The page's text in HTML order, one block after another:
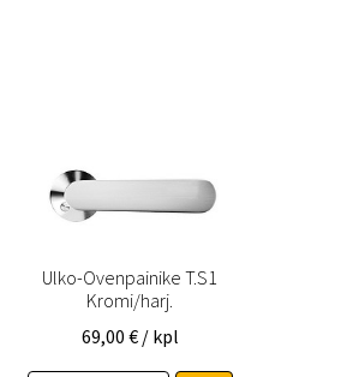
Ulko-Ovenpainike T.S1
Kromi/harj.
69,00 € / kpl